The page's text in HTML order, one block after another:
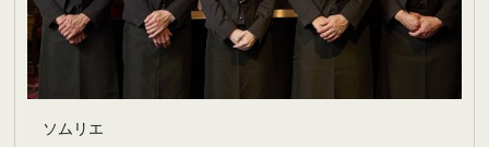
ソムリエ